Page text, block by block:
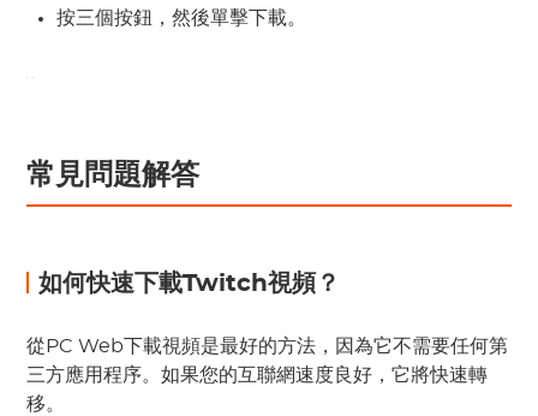
按三個按鈕，然後單擊下載。
常見問題解答
如何快速下載Twitch視頻？
從PC Web下載視頻是最好的方法，因為它不需要任何第
三方應用程序。如果您的互聯網速度良好，它將快速轉
移。